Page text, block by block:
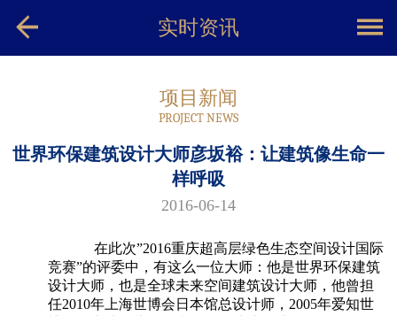
实时资讯
项目新闻
PROJECT NEWS
世界环保建筑设计大师彦坂裕：让建筑像生命一
样呼吸
2016-06-14
在此次”2016重庆超高层绿色生态空间设计国际
竞赛”的评委中，有这么一位大师：他是世界环保建筑
设计大师，也是全球未来空间建筑设计大师，他曾担
任2010年上海世博会日本馆总设计师，2005年爱知世